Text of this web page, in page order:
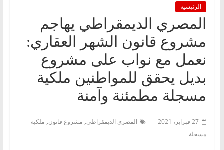
الرئيسية
المصري الديمقراطي يهاجم
مشروع قانون الشهر العقاري:
نعمل مع نواب على مشروع
بديل يحقق للمواطنين ملكية
مسجلة مطمئنة وآمنة
27 فبراير، 2021 المصري الديمقراطي, مشروع قانون, ملكية
مسجلة